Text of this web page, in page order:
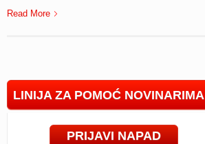
Read More
LINIJA ZA POMOĆ NOVINARIMA
PRIJAVI NAPAD